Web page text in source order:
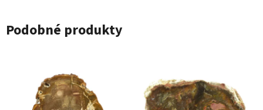
Podobné produkty